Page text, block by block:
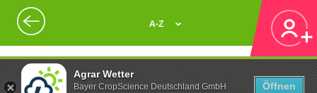
Agrar Wetter
Bayer CropScience Deutschland GmbH
Öffnen
A-Z